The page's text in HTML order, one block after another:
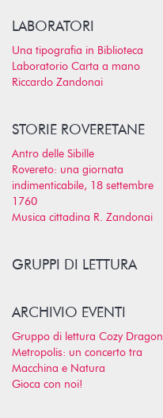
LABORATORI
Una tipografia in Biblioteca
Laboratorio Carta a mano
Riccardo Zandonai
STORIE ROVERETANE
Antro delle Sibille
Rovereto: una giornata
indimenticabile, 18 settembre
1760
Musica cittadina R. Zandonai
GRUPPI DI LETTURA
ARCHIVIO EVENTI
Gruppo di lettura Cozy Dragon
Metropolis: un concerto tra
Macchina e Natura
Gioca con noi!